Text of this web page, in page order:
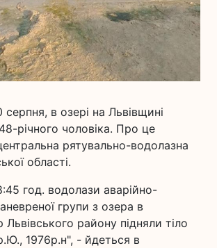
в озері на Львівщині
річного чоловіка. Про це
рятувально-водолазна
області.
год. водолази аварійно-
групи з озера в
району підняли тіло
1976р.н", - йдеться в